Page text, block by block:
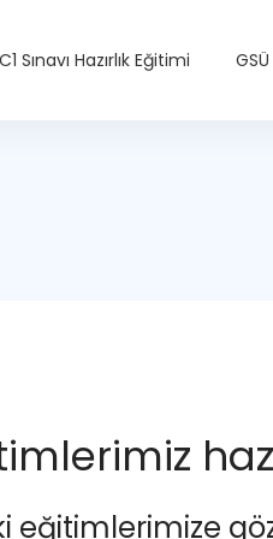
Sınavı Hazırlık Eğitimi
eğitimlerimize